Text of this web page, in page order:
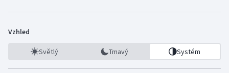
Vzhled
Světlý Tmavý Systém